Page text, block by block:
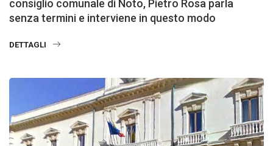
consiglio comunale di Noto, Pietro Rosa parla
senza termini e interviene in questo modo
DETTAGLI